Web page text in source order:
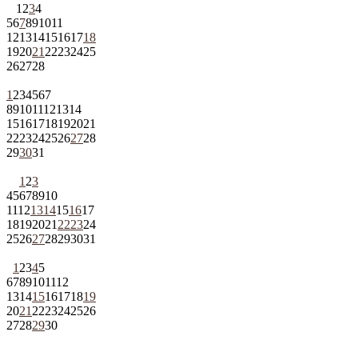
1 234
567891011
12131415161718
192021 22232425
262728
1 234567
891011121314
15161718192021
22232425262728
293031
1 23
45678910
11121314151617
18192021 222324
25262728293031
1 2345
6789101112
13141516171819
2021 2223242526
27282930